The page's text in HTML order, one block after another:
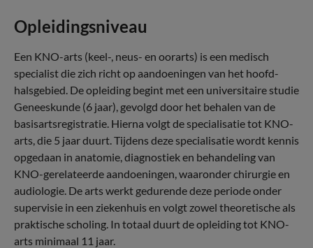
Opleidingsniveau
Een KNO-arts (keel-, neus- en oorarts) is een medisch
specialist die zich richt op aandoeningen van het hoofd-
halsgebied. De opleiding begint met een universitaire studie
Geneeskunde (6 jaar), gevolgd door het behalen van de
basisartsregistratie. Hierna volgt de specialisatie tot KNO-
arts, die 5 jaar duurt. Tijdens deze specialisatie wordt kennis
opgedaan in anatomie, diagnostiek en behandeling van
KNO-gerelateerde aandoeningen, waaronder chirurgie en
audiologie. De arts werkt gedurende deze periode onder
supervisie in een ziekenhuis en volgt zowel theoretische als
praktische scholing. In totaal duurt de opleiding tot KNO-
arts minimaal 11 jaar.